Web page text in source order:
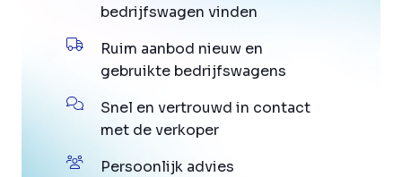
bedrijfswagen vinden
Ruim aanbod nieuw en
gebruikte bedrijfswagens
Snel en vertrouwd in contact
met de verkoper
Persoonlijk advies